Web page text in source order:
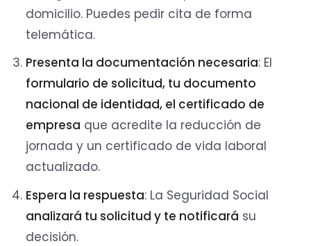
domicilio. Puedes pedir cita de forma
telemática.
Presenta la documentación necesaria: El
formulario de solicitud, tu documento
nacional de identidad, el certificado de
empresa que acredite la reducción de
jornada y un certificado de vida laboral
actualizado.
Espera la respuesta: La Seguridad Social
analizará tu solicitud y te notificará su
decisión.